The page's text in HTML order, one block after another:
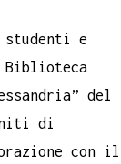
studenti e
Biblioteca
del
di
con il